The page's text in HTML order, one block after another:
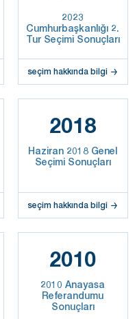
2023
Cumhurbaşkanlığı 2.
Tur Seçimi Sonuçları
seçim hakkında bilgi
2018
Haziran 2018 Genel
Seçimi Sonuçları
seçim hakkında bilgi
2010
2010 Anayasa
Referandumu
Sonuçları